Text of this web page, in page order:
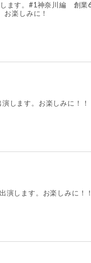
ます。#1神奈川編 創業
楽しみに！
します。お楽しみに！！
します。お楽しみに！！